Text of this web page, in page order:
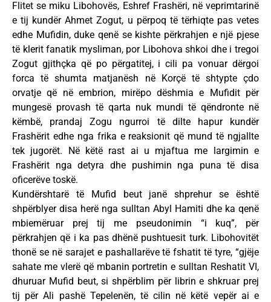
Flitet se miku Libohovës, Eshref Frashëri, në veprimtarinë
e tij kundër Ahmet Zogut, u përpoq të tërhiqte pas vetes
edhe Mufidin, duke qenë se kishte përkrahjen e një pjese
të klerit fanatik mysliman, por Libohova shkoi dhe i tregoi
Zogut gjithçka që po përgatitej, i cili pa vonuar dërgoi
forca të shumta matjanësh në Korçë të shtypte çdo
orvatje që në embrion, mirëpo dëshmia e Mufidit për
mungesë provash të qarta nuk mundi të qëndronte në
këmbë, prandaj Zogu ngurroi të dilte hapur kundër
Frashërit edhe nga frika e reaksionit që mund të ngjallte
tek jugorët. Në këtë rast ai u mjaftua me largimin e
Frashërit nga detyra dhe pushimin nga puna të disa
oficerëve toskë.
Kundërshtarë të Mufid beut janë shprehur se është
shpërblyer disa herë nga sulltan Abyl Hamiti dhe ka qenë
mbiemëruar prej tij me pseudonimin “i kuq”, për
përkrahjen që i ka pas dhënë pushtuesit turk. Libohovitët
thonë se në sarajet e pashallarëve të fshatit të tyre, “gjëje
sahate me vlerë që mbanin portretin e sulltan Reshatit VI,
dhuruar Mufid beut, si shpërblim për librin e shkruar prej
tij për Ali pashë Tepelenën, të cilin në këtë vepër ai e